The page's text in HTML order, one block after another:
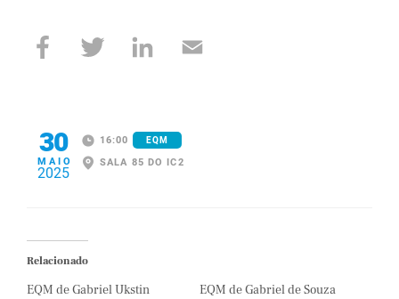
30
MAIO
2025
16:00 EQM
SALA 85 DO IC2
Relacionado
EQM de Gabriel Ukstin
EQM de Gabriel de Souza